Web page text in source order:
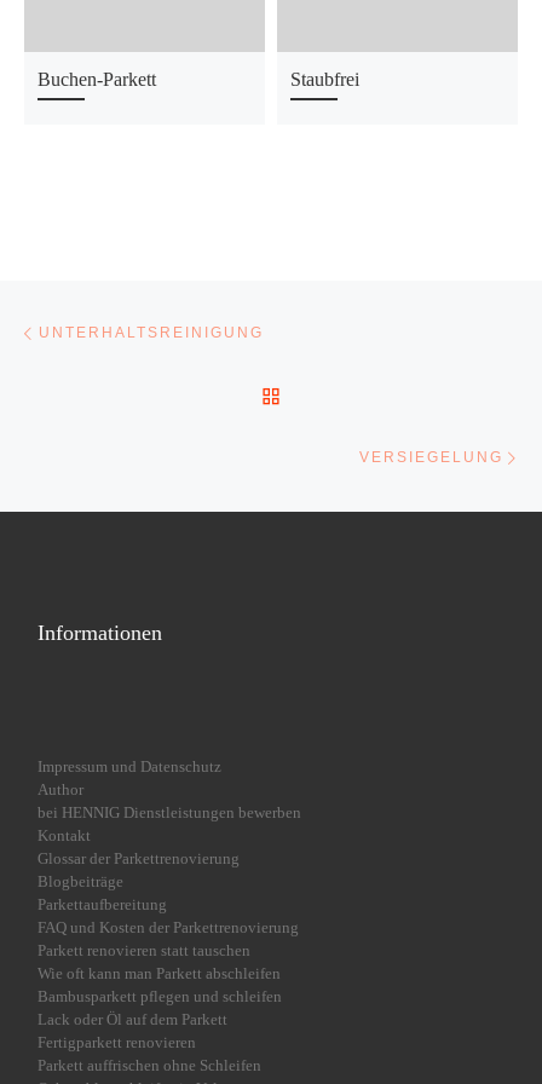
Buchen-Parkett Staubfrei
UNTERHALTSREINIGUNG
VERSIEGELUNG
Informationen
Impressum und Datenschutz
Author
bei HENNIG Dienstleistungen bewerben
Kontakt
Glossar der Parkettrenovierung
Blogbeiträge
Parkettaufbereitung
FAQ und Kosten der Parkettrenovierung
Parkett renovieren statt tauschen
Wie oft kann man Parkett abschleifen
Bambusparkett pflegen und schleifen
Lack oder Öl auf dem Parkett
Fertigparkett renovieren
Parkett auffrischen ohne Schleifen